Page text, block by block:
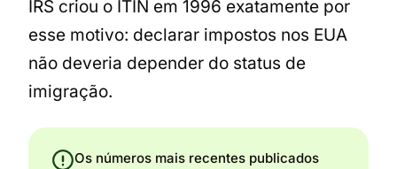
IRS criou o ITIN em 1996 exatamente por
esse motivo: declarar impostos nos EUA
não deveria depender do status de
imigração.
Os números mais recentes publicados